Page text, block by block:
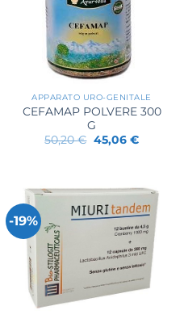
APPARATO URO-GENITALE
CEFAMAP POLVERE 300
G
50,20€ Il
prezzo
45,06 €Il
-19%